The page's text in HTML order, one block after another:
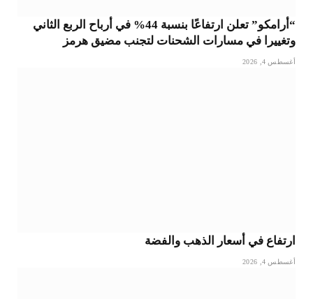
“أرامكو” تعلن ارتفاعًا بنسبة 44% في أرباح الربع الثاني
وتغييرا في مسارات الشحنات لتجنب مضيق هرمز
أغسطس 4, 2026
ارتفاع في أسعار الذهب والفضة
أغسطس 4, 2026